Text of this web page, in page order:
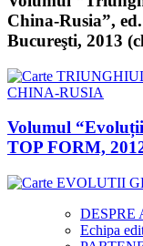
China-Rusia”,
Bucureşti, 2013
Volumul
TOP FORM,
DESPRE
Echipa